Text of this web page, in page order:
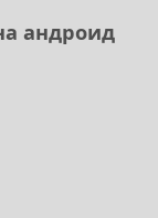
андроид